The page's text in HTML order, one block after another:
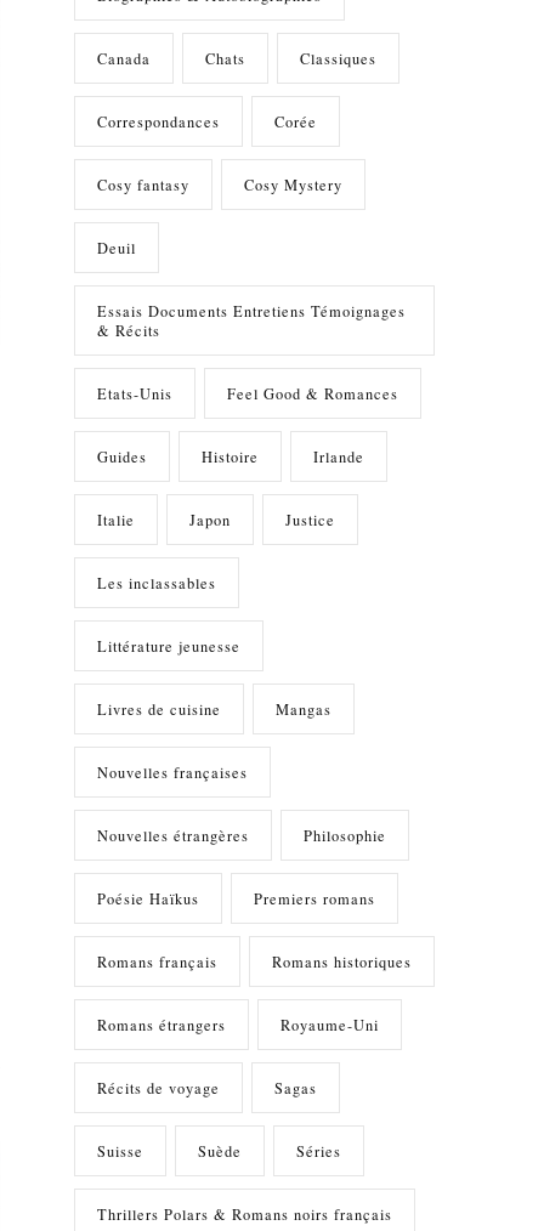
Canada Chats Classiques
Correspondances Corée
Cosy fantasy Cosy Mystery
Deuil
Essais Documents Entretiens Témoignages
& Récits
Etats-Unis Feel Good & Romances
Guides Histoire Irlande
Italie Japon Justice
Les inclassables
Littérature jeunesse
Livres de cuisine Mangas
Nouvelles françaises
Nouvelles étrangères Philosophie
Poésie Haïkus Premiers romans
Romans français Romans historiques
Romans étrangers Royaume-Uni
Récits de voyage Sagas
Suisse Suède Séries
Thrillers Polars & Romans noirs français